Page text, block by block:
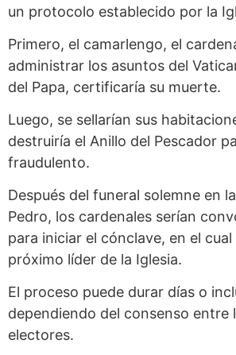
un protocolo establecido por la
Primero, el camarlengo, el
administrar los asuntos del
del Papa, certificaría su muerte.
Luego, se sellarían sus
destruiría el Anillo del Pescador
fraudulento.
Después del funeral solemne en
Pedro, los cardenales serían
para iniciar el cónclave, en el cual
próximo líder de la Iglesia.
El proceso puede durar días o
dependiendo del consenso entre
electores.